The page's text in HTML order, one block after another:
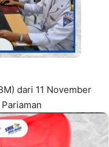
dari 11 November